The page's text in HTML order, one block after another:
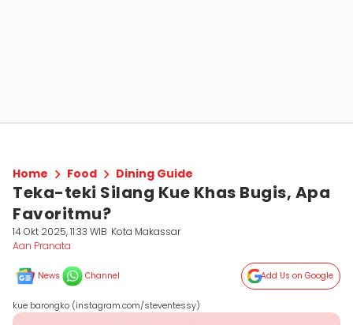
Home Food Dining Guide
Teka-teki Silang Kue Khas Bugis, Apa
Favoritmu?
14 Okt 2025, 11:33 WIB Kota Makassar
Aan Pranata
News Channel Add Us on Google
kue barongko (instagram.com/steventessy)